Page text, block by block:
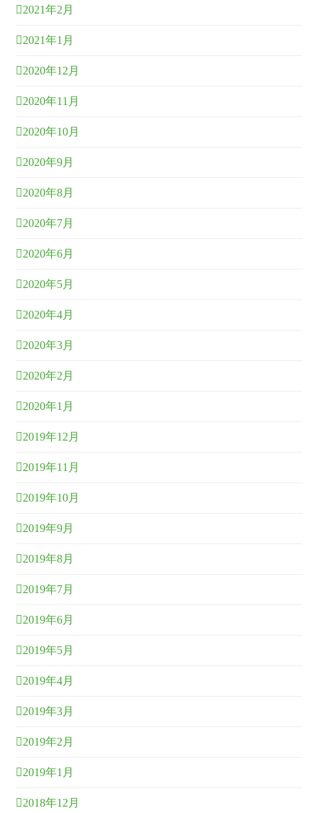
2021年2月
2021年1月
2020年12月
2020年11月
2020年10月
2020年9月
2020年8月
2020年7月
2020年6月
2020年5月
2020年4月
2020年3月
2020年2月
2020年1月
2019年12月
2019年11月
2019年10月
2019年9月
2019年8月
2019年7月
2019年6月
2019年5月
2019年4月
2019年3月
2019年2月
2019年1月
2018年12月